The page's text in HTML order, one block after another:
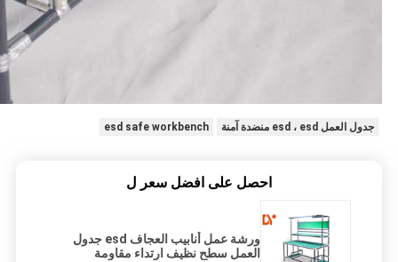
جدول العمل esd ، esd منضدة آمنة esd safe workbench
احصل على افضل سعر ل
ورشة عمل أنابيب العجاف esd جدول
العمل سطح نظيف ارتداء مقاومة